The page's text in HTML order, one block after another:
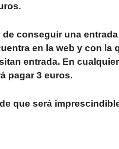
conseguir una
en la web y con la
entrada. En
pagar 3 euros.
que será